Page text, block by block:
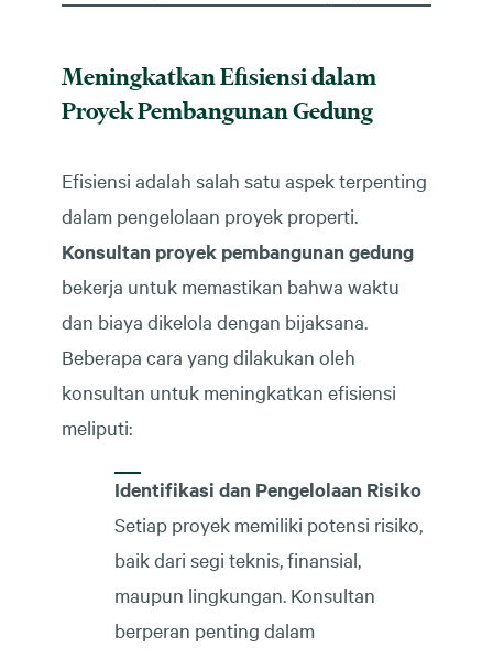
Meningkatkan Efisiensi dalam
Proyek Pembangunan Gedung
Efisiensi adalah salah satu aspek terpenting
dalam pengelolaan proyek properti.
Konsultan proyek pembangunan gedung
bekerja untuk memastikan bahwa waktu
dan biaya dikelola dengan bijaksana.
Beberapa cara yang dilakukan oleh
konsultan untuk meningkatkan efisiensi
meliputi:
Identifikasi dan Pengelolaan Risiko
Setiap proyek memiliki potensi risiko,
baik dari segi teknis, finansial,
maupun lingkungan. Konsultan
berperan penting dalam